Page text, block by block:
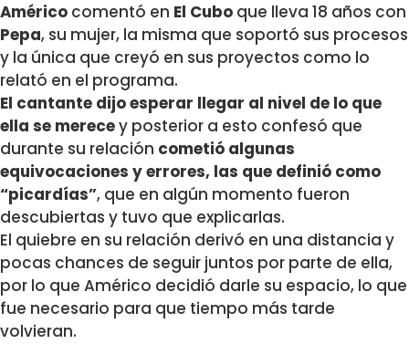
Américo comentó en El Cubo que lleva 18 años con
Pepa, su mujer, la misma que soportó sus procesos
y la única que creyó en sus proyectos como lo
relató en el programa.
El cantante dijo esperar llegar al nivel de lo que
ella se merecey posterior a esto confesó que
durante su relación cometió algunas
equivocaciones y errores, las que definió como
“picardías”, que en algún momento fueron
descubiertas y tuvo que explicarlas.
El quiebre en su relación derivó en una distancia y
pocas chances de seguir juntos por parte de ella,
por lo que Américo decidió darle su espacio, lo que
fue necesario para que tiempo más tarde
volvieran.